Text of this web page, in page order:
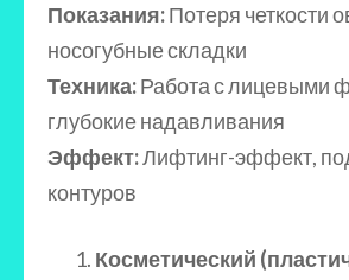
Показания:Потеря четкости
носогубные складки
Техника:Работа с лицевыми
глубокие надавливания
Эффект:Лифтинг-эффект,
контуров
Косметический